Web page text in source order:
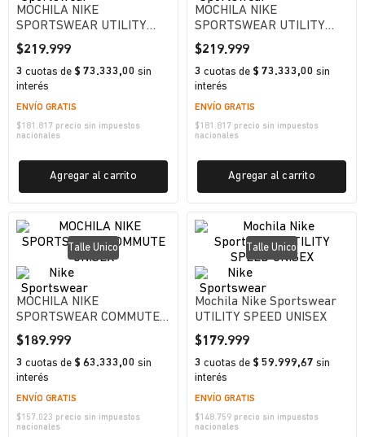
MOCHILA NIKE
SPORTSWEAR UTILITY
POWER UNISEX
$219.999
3 cuotas de $ 73.333,00 sin
interés
ENVÍO GRATIS
$181.817 precio sin impuestos
nacionales
Agregar al carrito
MOCHILA NIKE
SPORTSWEAR UTILITY
POWER UNISEX
$219.999
3 cuotas de $ 73.333,00 sin
interés
ENVÍO GRATIS
$181.817 precio sin impuestos
nacionales
Agregar al carrito
Talle Unico
MOCHILA NIKE
SPORTSWEAR COMMUTE
UNISEX
$189.999
3 cuotas de $ 63.333,00 sin
interés
ENVÍO GRATIS
$157.023 precio sin impuestos
nacionales
Talle Unico
Mochila Nike Sportswear
UTILITY SPEED UNISEX
$179.999
3 cuotas de $ 59.999,67 sin
interés
ENVÍO GRATIS
$148.759 precio sin impuestos
nacionales